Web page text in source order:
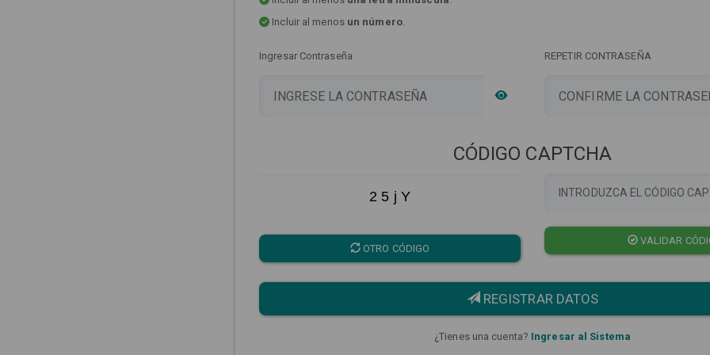
Incluir al menos un número.
Ingresar Contraseña REPETIR CONTRASEÑA
CÓDIGO CAPTCHA
2 5 j Y
OTRO CÓDIGO
VALIDAR
REGISTRAR DATOS
¿Tienes una cuenta? Ingresar al Sistema